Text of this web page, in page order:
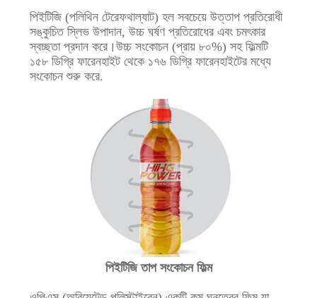
পিইটিজি (পলিথিন টেরেফথাল্যাট) হল সবচেয়ে উত্তাপ প্রতিরোধী
সঙ্কুচিত স্লিভ উপাদান, উচ্চ ঘর্ষণ প্রতিরোধের এবং চমৎকার
স্বচ্ছতা প্রদান করে।উচ্চ সংকোচন (প্রায় ৮০%) সহ ফিল্মটি
১৫৮ ডিগ্রি ফারেনহাইট থেকে ১৭৬ ডিগ্রি ফারেনহাইটের মধ্যে
সংকোচন শুরু করে.
পিইটিজি তাপ সংকোচন ফিল্ম